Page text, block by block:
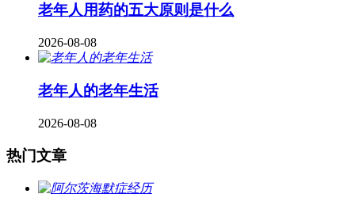
老年人用药的五大原则是什么
2026-08-08
老年人的老年生活
2026-08-08
热门文章